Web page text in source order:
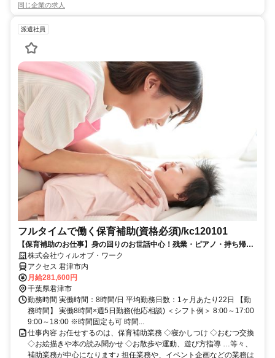
同じ企業の求人
派遣社員
フルタイムで働く保育補助(資格必須)/kc120101
【保育補助のお仕事】身の回りのお世話中心！残業・ピアノ・持ち帰り
仕事なし♪【平日のみも可能！】
株式会社ウィルオブ・ワーク
アクセス 君津市内
月給281,600円
千葉県君津市
勤務時間 実働時間：8時間/日 平均勤務日数：1ヶ月あたり22日 【勤
務時間】 実働8時間×週5日勤務(他応相談) ＜シフト例＞ 8:00～17:00
9:00～18:00 ※時間固定も可 時間...
仕事内容 お任せするのは、保育補助業務 ◇寝かしつけ ◇おむつ交換
◇お絵描きや本の読み聞かせ ◇お散歩や運動、遊び方指導 …等々、
補助業務が中心になります♪ 担任業務や、イベント企画などの業務は